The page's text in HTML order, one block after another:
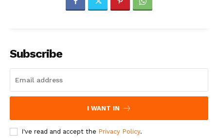
Subscribe
I WANT IN
I've read and accept the Privacy Policy.